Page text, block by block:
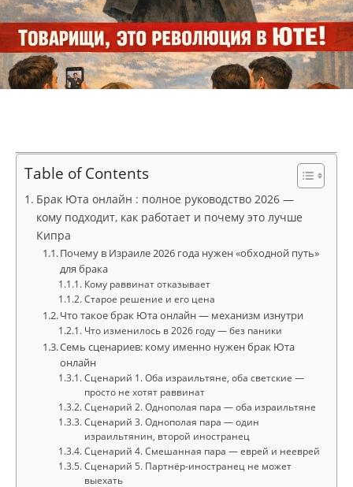
Table of Contents
Брак Юта онлайн : полное руководство 2026 —
кому подходит, как работает и почему это лучше
Кипра
Почему в Израиле 2026 года нужен «обходной путь»
для брака
Кому раввинат отказывает
Старое решение и его цена
Что такое брак Юта онлайн — механизм изнутри
Что изменилось в 2026 году — без паники
Семь сценариев: кому именно нужен брак Юта
онлайн
Сценарий 1. Оба израильтяне, оба светские —
просто не хотят раввинат
Сценарий 2. Однополая пара — оба израильтяне
Сценарий 3. Однополая пара — один
израильтянин, второй иностранец
Сценарий 4. Смешанная пара — еврей и нееврей
Сценарий 5. Партнёр-иностранец не может
выехать